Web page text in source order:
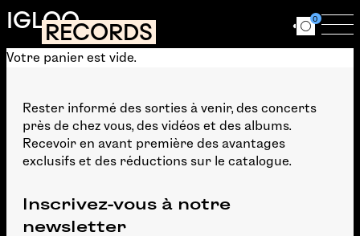
Aller au contenu principal
IGLOORECORDS Ouvrir le
0
Votre panier est vide.
Rester informé des sorties à venir, des concerts
près de chez vous, des vidéos et des albums.
Recevoir en avant première des avantages
exclusifs et des réductions sur le catalogue.
Inscrivez-vous à notre
newsletter